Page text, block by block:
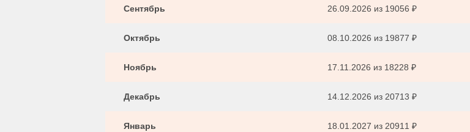
Сентябрь 26.09.2026 из 19056 ₽
Октябрь 08.10.2026 из 19877 ₽
Ноябрь 17.11.2026 из 18228 ₽
Декабрь 14.12.2026 из 20713 ₽
Январь 18.01.2027 из 20911 ₽